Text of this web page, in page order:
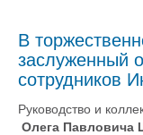
В
заслуженный
сотрудников
Руководство и
Олега Павловича